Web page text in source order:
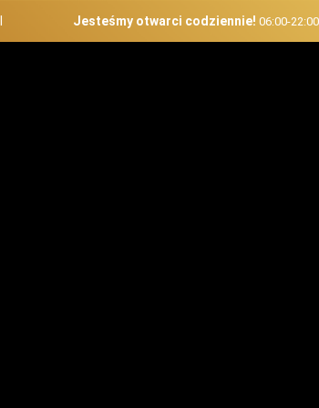
Jesteśmy otwarci codziennie! 06:00-22:00